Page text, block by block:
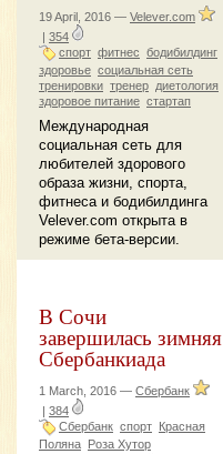
19 April, 2016 — Velever.com
354
спорт фитнес бодибилдинг
здоровье социальная сеть
тренировки тренер диетология
здоровое питание стартап
Международная
социальная сеть для
любителей здорового
образа жизни, спорта,
фитнеса и бодибилдинга
Velever.com открыта в
режиме бета-версии.
В Сочи
завершилась зимняя
Сбербанкиада
1 March, 2016 — Сбербанк
| 384
Сбербанк спорт Красная
Поляна Роза Хутор